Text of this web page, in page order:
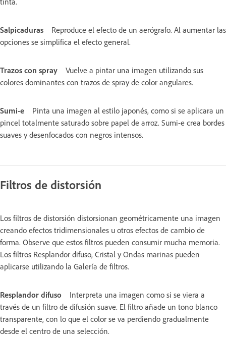
Salpicaduras
Reproduce el efecto de un aerógrafo. Al aumentar las
opciones se simplifica el efecto general.
Trazos con spray
Vuelve a pintar una imagen utilizando sus
colores dominantes con trazos de spray de color angulares.
Sumi-e
Pinta una imagen al estilo japonés, como si se aplicara un
pincel totalmente saturado sobre papel de arroz. Sumi-e crea bordes
suaves y desenfocados con negros intensos.
Filtros de distorsión
Los filtros de distorsión distorsionan geométricamente una imagen
creando efectos tridimensionales u otros efectos de cambio de
forma. Observe que estos filtros pueden consumir mucha memoria.
Los filtros Resplandor difuso, Cristal y Ondas marinas pueden
aplicarse utilizando la Galería de filtros.
Resplandor difuso
Interpreta una imagen como si se viera a
través de un filtro de difusión suave. El filtro añade un tono blanco
transparente, con lo que el color se va perdiendo gradualmente
desde el centro de una selección.